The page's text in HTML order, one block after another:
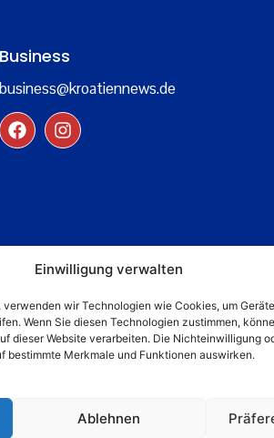
Einwilligung verwalten
verwenden wir Technologien wie Cookies, um
Wenn Sie diesen Technologien zustimmen,
dieser Website verarbeiten. Die Nichteinwilligung
bestimmte Merkmale und Funktionen auswirken.
Ablehnen
Business
business@kroatiennews.de